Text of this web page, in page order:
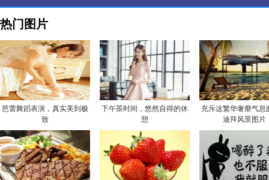
热门图片
芭蕾舞蹈表演，真实美到极
致
下午茶时间，悠然自得的休
憩
充斥这繁华奢靡气息
迪拜风景图片